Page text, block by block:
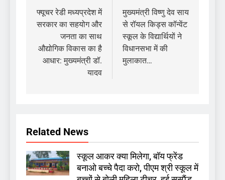
navigation
फ्यूचर रेडी मध्यप्रदेश में
सरकार का सहयोग और
जनता का साथ
औद्योगिक विकास का है
आधार: मुख्यमंत्री डॉ.
यादव
मुख्यमंत्री विष्णु देव साय
से रॉयल किड्स कॉन्वेंट
स्कूल के विद्यार्थियों ने
विधानसभा में की
मुलाकात…
Related News
स्कूल आकर क्या मिलेगा, बॉय फ्रेंड
बनाओ बच्चे पैदा करो, पीएम श्री स्कूल में